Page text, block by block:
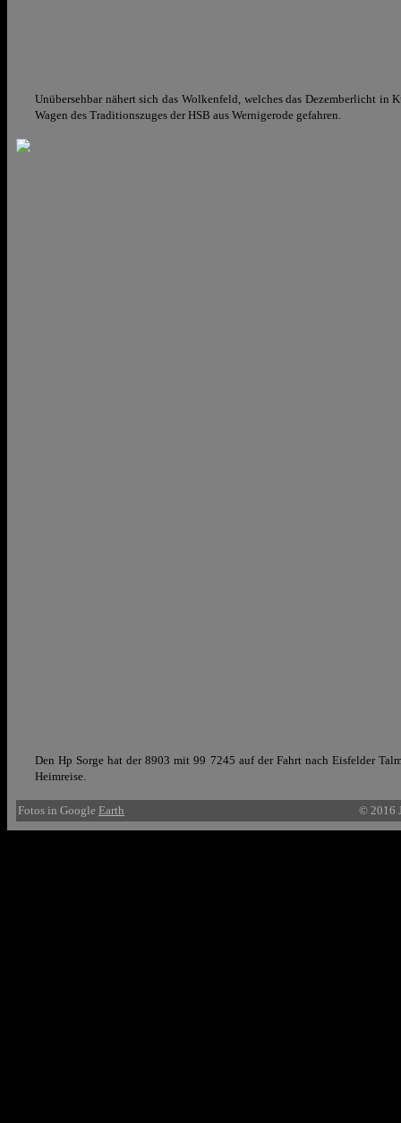
Unübersehbar nähert sich das Wolkenfeld, welches das Dezemberlicht
Wagen des Traditionszuges der HSB aus Wernigerode gefahren.
Den Hp Sorge hat der 8903 mit 99 7245 auf der Fahrt nach Eisfelder
Heimreise.
Fotos in Google Earth © 2016